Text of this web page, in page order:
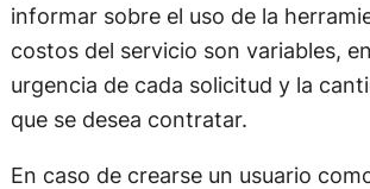
informar sobre el uso de la
costos del servicio son variables,
urgencia de cada solicitud y la
que se desea contratar.
En caso de crearse un usuario